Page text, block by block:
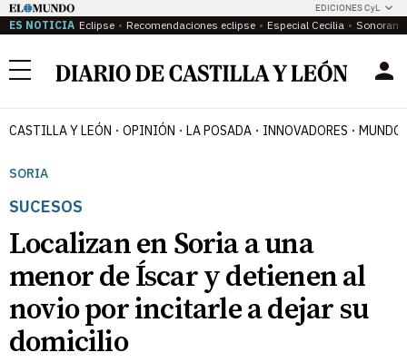
EDICIONES CyL
ES NOTICIA Eclipse Recomendaciones eclipse Especial Cecilia
Menú
CASTILLA Y LEÓN OPINIÓN LA POSADA INNOVADORES MUNDO
SORIA
SUCESOS
Localizan en Soria a una
menor de Íscar y detienen al
novio por incitarle a dejar su
domicilio